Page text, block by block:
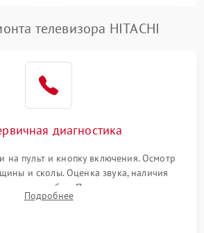
телевизора HITACHI
диагностика
на пульт и кнопку включения. Осмотр
и сколы. Оценка звука, наличия
ошибок. Подключение тестовых
для выявления симптомов поломки.
Подробнее